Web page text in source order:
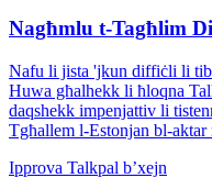
Nagħmlu t-Tagħlim
Nafu li jista 'jkun diffiċli li
Huwa għalhekk li ħloqna
daqshekk impenjattiv li
Tgħallem l-Estonjan bl-
Ipprova Talkpal b’xejn